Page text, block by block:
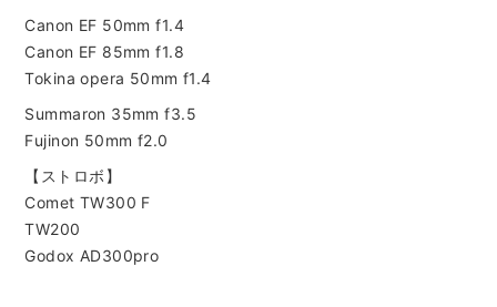
企業様のホームページ、宣材写真なども撮影させてもらって
います。
七五三、入学、卒業、成人式、家族写真、ワンちゃんネコち
ゃんの写真も年間40件ほど対応させていただいています。
ご自宅に伺った撮影も対応できますので、お気軽にお問合せ
ください。
____________________________________________________
●ご予約の前にお読みください●
＜初めてで良くわからなくて不安な方＞
Canon EF 50mm f1.4
Canon EF 85mm f1.8
Tokina opera 50mm f1.4
Summaron 35mm f3.5
Fujinon 50mm f2.0
【ストロボ】
Comet TW300 F
TW200
Godox AD300pro